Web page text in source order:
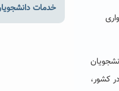
جمعی از اساتید، دانشجویان
کشور،
خدمات